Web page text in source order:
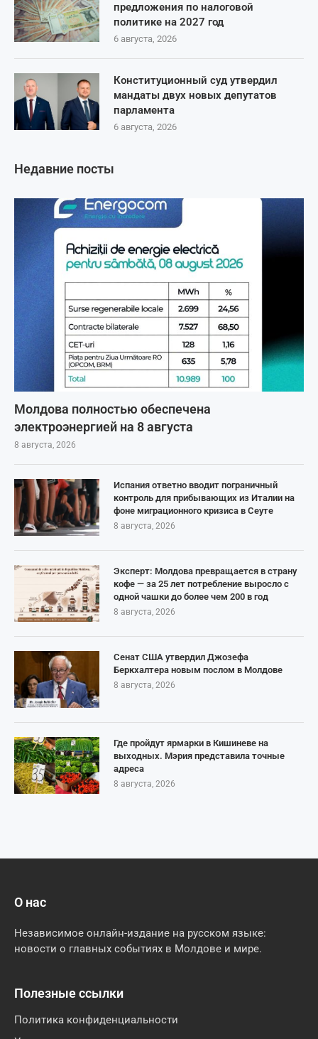
предложения по налоговой
политике на 2027 год
6 августа, 2026
Конституционный суд утвердил
мандаты двух новых депутатов
парламента
6 августа, 2026
Недавние посты
Молдова полностью обеспечена
электроэнергией на 8 августа
8 августа, 2026
Испания ответно вводит пограничный
контроль для прибывающих из Италии на
фоне миграционного кризиса в Сеуте
8 августа, 2026
Эксперт: Молдова превращается в страну
кофе — за 25 лет потребление выросло с
одной чашки до более чем 200 в год
8 августа, 2026
Сенат США утвердил Джозефа
Беркхалтера новым послом в Молдове
8 августа, 2026
Где пройдут ярмарки в Кишиневе на
выходных. Мэрия представила точные
адреса
8 августа, 2026
О нас
Независимое онлайн-издание на русском языке:
новости о главных событиях в Молдове и мире.
Полезные ссылки
Политика конфиденциальности